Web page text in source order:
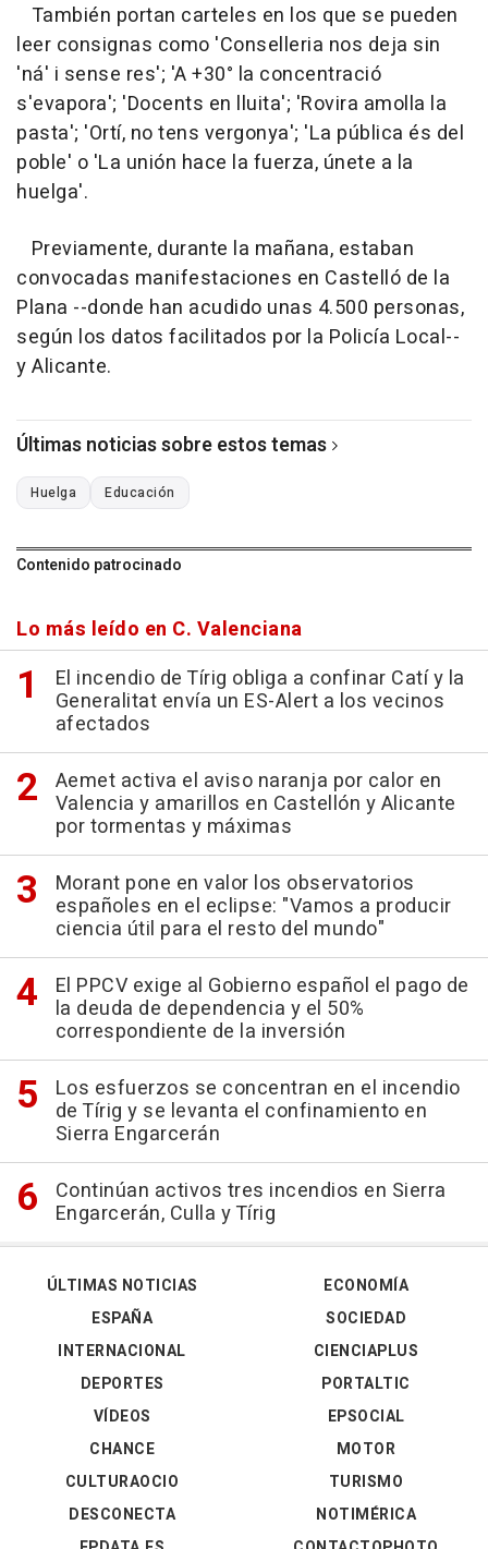
También portan carteles en los que se pueden
leer consignas como 'Conselleria nos deja sin
'ná' i sense res'; 'A +30° la concentració
s'evapora'; 'Docents en lluita'; 'Rovira amolla la
pasta'; 'Ortí, no tens vergonya'; 'La pública és del
poble' o 'La unión hace la fuerza, únete a la
huelga'.
Previamente, durante la mañana, estaban
convocadas manifestaciones en Castelló de la
Plana --donde han acudido unas 4.500 personas,
según los datos facilitados por la Policía Local--
y Alicante.
Últimas noticias sobre estos temas
Huelga Educación
Contenido patrocinado
Lo más leído en C. Valenciana
El incendio de Tírig obliga a confinar Catí y la
Generalitat envía un ES-Alert a los vecinos
afectados
Aemet activa el aviso naranja por calor en
Valencia y amarillos en Castellón y Alicante
por tormentas y máximas
Morant pone en valor los observatorios
españoles en el eclipse: "Vamos a producir
ciencia útil para el resto del mundo"
El PPCV exige al Gobierno español el pago de
la deuda de dependencia y el 50%
correspondiente de la inversión
Los esfuerzos se concentran en el incendio
de Tírig y se levanta el confinamiento en
Sierra Engarcerán
Continúan activos tres incendios en Sierra
Engarcerán, Culla y Tírig
ÚLTIMAS NOTICIAS
ESPAÑA
INTERNACIONAL
DEPORTES
VÍDEOS
ECONOMÍA
SOCIEDAD
CIENCIAPLUS
PORTALTIC
EPSOCIAL
CHANCE
CULTURAOCIO
DESCONECTA
MOTOR
TURISMO
NOTIMÉRICA